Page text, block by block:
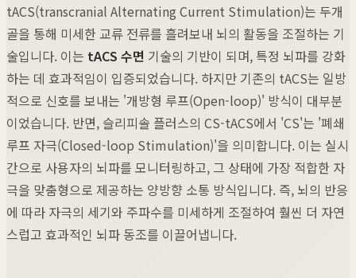
tACS(transcranial Alternating Current Stimulation)는 두개
골을 통해 미세한 교류 전류를 흘려보내 뇌의 활동을 조절하는 기
술입니다. 이는 tACS 수면 기술의 기반이 되며, 특정 뇌파를 강화
하는 데 효과적임이 입증되었습니다. 하지만 기존의 tACS는 일방
적으로 신호를 보내는 '개방형 루프(Open-loop)' 방식이 대부분
이었습니다. 반면, 슬리피솔 플러스의 CS-tACS에서 'CS'는 '폐쇄
루프 자극(Closed-loop Stimulation)'을 의미합니다. 이는 실시
간으로 사용자의 뇌파를 모니터링하고, 그 상태에 가장 적합한 자
극을 맞춤형으로 제공하는 양방향 소통 방식입니다. 즉, 뇌의 반응
에 따라 자극의 세기와 주파수를 미세하게 조절하여 훨씬 더 자연
스럽고 효과적인 뇌파 동조를 이끌어냅니다.